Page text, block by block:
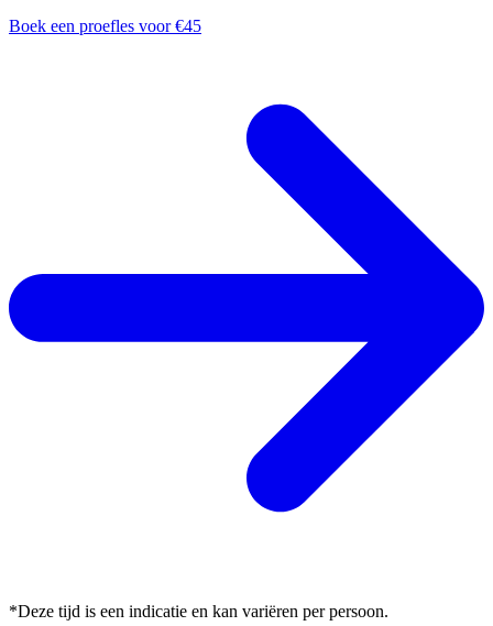
Boek een proefles voor €45
*Deze tijd is een indicatie en kan variëren per persoon.